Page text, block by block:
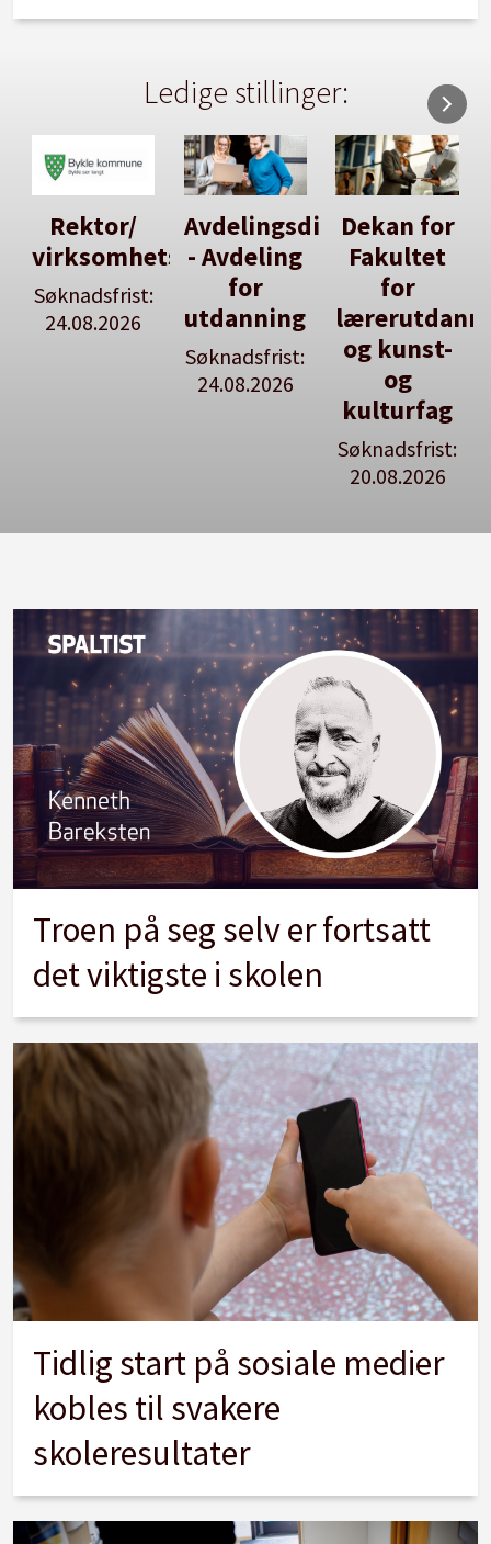
Ledige stillinger:
Avdelingsdirektør
- Avdeling
for
utdanning
Dekan for
Fakultet
for
lærerutdanning
og kunst-
og
Her kan
du utlyse
en ledig
stilling
Se våre
stillingspakker
Troen på seg selv er fortsatt
det viktigste i skolen
Tidlig start på sosiale medier
kobles til svakere
skoleresultater